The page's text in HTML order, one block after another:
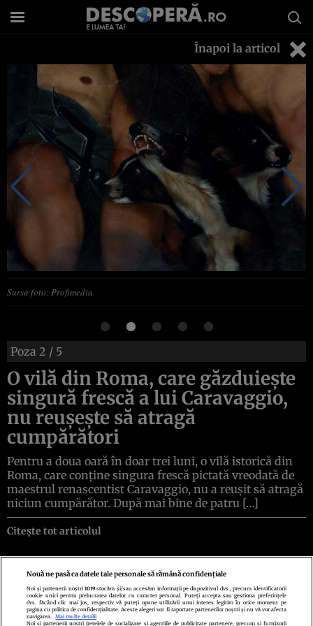
Înapoi la articol
Sursa foto: Profimedia
Poza 2 / 5
O vilă din Roma, care găzduiește
singură frescă a lui Caravaggio,
nu reușește să atragă
cumpărători
Pentru a doua oară în doar trei luni, o vilă istorică din
Roma, care conține singura frescă pictată vreodată de
maestrul renascentist Caravaggio, nu a reușit să atragă
niciun cumpărător. După mai bine de patru […]
Citește tot articolul
Politica de confidenţialitate Politica de cookiesTermeni şi condiţii
Echipa redacționalăContactSetări Cookies
Nouă ne pasă ca datele tale personale să rămână confidențiale
Noi și partenerii noștri1019 stocăm și/sau accesăm informații pe dispozitivul dvs., precum identificatorii
cookie unici pentru prelucrarea datelor cu caracter personal. Puteți accepta sau gestiona preferințele
dvs. făcând clic mai jos, respectiv vă puteți opune utilizării unui interes legitim în orice moment pe
pagina cu politica de confidențialitate. Aceste alegeri vor fi raportate partenerilor noștri și nu vă vor afecta
navigarea.
Mai multe detalii
Noi si partenerii nostri (retelele de socializare si agentiile de publicitate partenere, precum si furnizorii